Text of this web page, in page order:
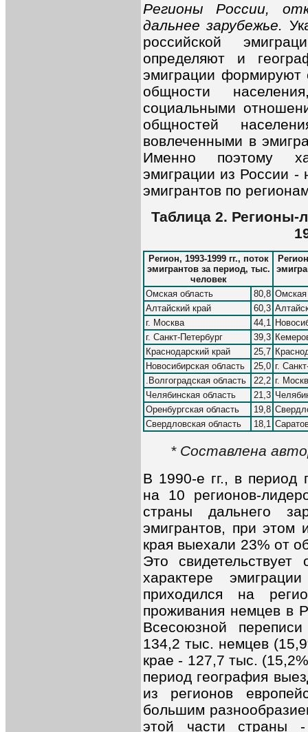
Регионы России,
дальнее зарубежье.
российской
определяют и
эмиграции формируют
общности
социальными
общностей
вовлеченными в
Именно поэтому
эмиграции из России -
эмигрантов по
Таблица 2. Регионы-
Регион, 1993-1999 гг., поток
эмигрантов за период, тыс.
человек
Омская область 80,8 Омская
Алтайский край
60,3
г. Москва
44,1
г. Санкт-Петербург
39,3
Краснодарский край
25,7
Новосибирская область
25,0 г.
.Волгоградская область
22,2 г.
Челябинская область
21,3
Оренбургская область
19,8
Свердловская область
18,1
* Составлена
В 1990-е гг., в период
на 10 регионов-
страны дальнего
эмигрантов, при этом
края выехали 23% от
Это свидетельствует
характере
приходился на
проживания немцев в
Всесоюзной
134,2 тыс. немцев
крае - 127,7 тыс.
период география
из регионов
большим
этой части страны